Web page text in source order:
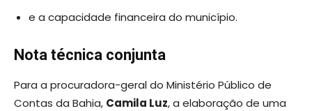
e a capacidade financeira do município.
Nota técnica conjunta
Para a procuradora-geral do Ministério Público de
Contas da Bahia, Camila Luz, a elaboração de uma